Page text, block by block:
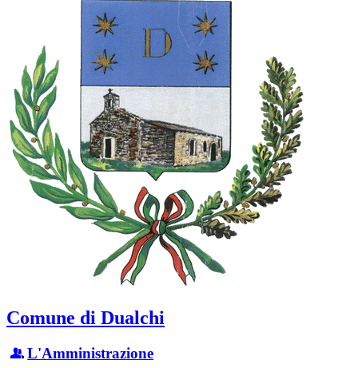
Comune di Dualchi
L'Amministrazione